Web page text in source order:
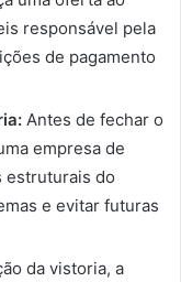
responsável pela
de pagamento
Antes de fechar o
empresa de
estruturais do
e evitar futuras
da vistoria, a